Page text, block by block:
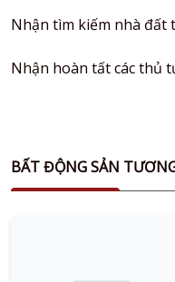
Nhận tìm kiếm nhà đất
Nhận hoàn tất các thủ
BẤT ĐỘNG SẢN